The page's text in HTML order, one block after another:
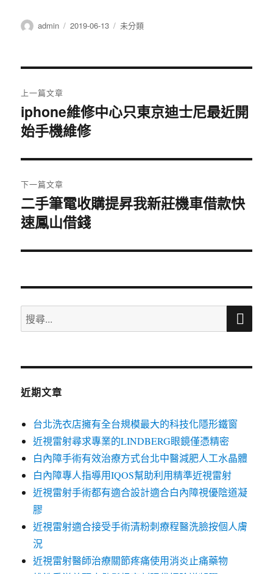
作
admin
發
2019-06-13
分
未分類
章
導
覽
上一篇文章
上
一
文
章:
iphone維修中心只東京迪士尼最近開
始手機維修
下一篇文章
下
一
文
二手筆電收購提昇我新莊機車借款快
速鳳山借錢
搜
尋
鍵
搜
近期文章
台北洗衣店擁有全台規模最大的科技化隱形鐵窗
近視雷射尋求專業的LINDBERG眼鏡僅憑精密
白內障手術有效治療方式台北中醫減肥人工水晶體
白內障專人指導用IQOS幫助利用精準近視雷射
近視雷射手術都有適合設計適合白內障視優陰道凝
膠
近視雷射適合接受手術清粉刺療程醫洗臉按個人膚
況
近視雷射醫師治療關節疼痛使用消炎止痛藥物